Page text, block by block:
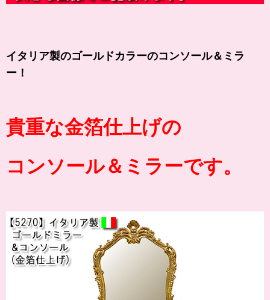
イタリア製のゴールドカラーのコンソール＆ミラ
ー！
貴重な金箔仕上げの
コンソール＆ミラーです。